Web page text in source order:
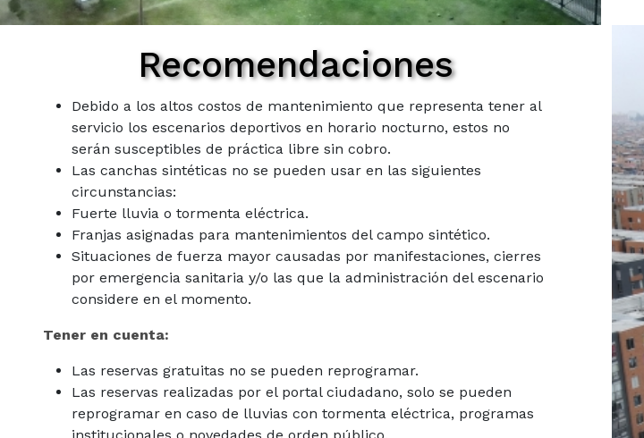
Recomendaciones
Debido a los altos costos de mantenimiento que representa tener al
servicio los escenarios deportivos en horario nocturno, estos no
serán susceptibles de práctica libre sin cobro.
Las canchas sintéticas no se pueden usar en las siguientes
circunstancias:
Fuerte lluvia o tormenta eléctrica.
Franjas asignadas para mantenimientos del campo sintético.
Situaciones de fuerza mayor causadas por manifestaciones, cierres
por emergencia sanitaria y/o las que la administración del escenario
considere en el momento.
Tener en cuenta:
Las reservas gratuitas no se pueden reprogramar.
Las reservas realizadas por el portal ciudadano, solo se pueden
reprogramar en caso de lluvias con tormenta eléctrica, programas